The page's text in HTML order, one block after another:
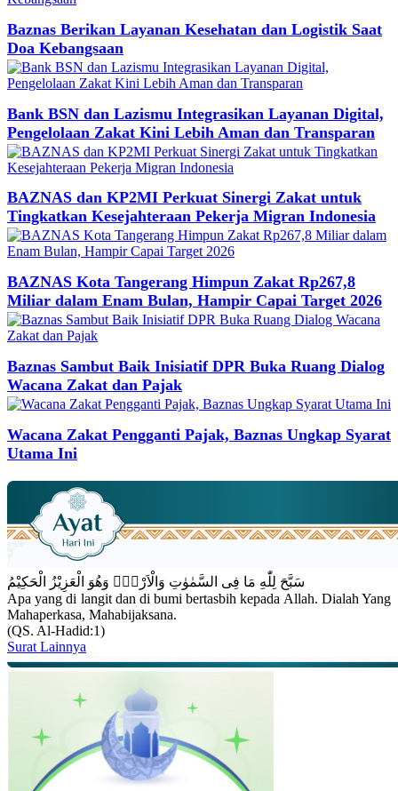
Baznas Berikan Layanan Kesehatan dan Logistik Saat
Doa Kebangsaan
Bank BSN dan Lazismu Integrasikan Layanan Digital,
Pengelolaan Zakat Kini Lebih Aman dan Transparan
BAZNAS dan KP2MI Perkuat Sinergi Zakat untuk
Tingkatkan Kesejahteraan Pekerja Migran Indonesia
BAZNAS Kota Tangerang Himpun Zakat Rp267,8
Miliar dalam Enam Bulan, Hampir Capai Target 2026
Baznas Sambut Baik Inisiatif DPR Buka Ruang Dialog
Wacana Zakat dan Pajak
Wacana Zakat Pengganti Pajak, Baznas Ungkap Syarat
Utama Ini
سَبَّحَ لِلّٰهِ مَا فِى السَّمٰوٰتِ وَالْاَرْضِۚ وَهُوَ الْعَزِيْزُ الْحَكِيْمُ
Apa yang di langit dan di bumi bertasbih kepada Allah. Dialah Yang
Mahaperkasa, Mahabijaksana.
(QS. Al-Hadid:1)
Surat Lainnya